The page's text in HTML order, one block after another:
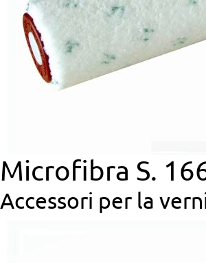
Microfibra S.
Accessori per la